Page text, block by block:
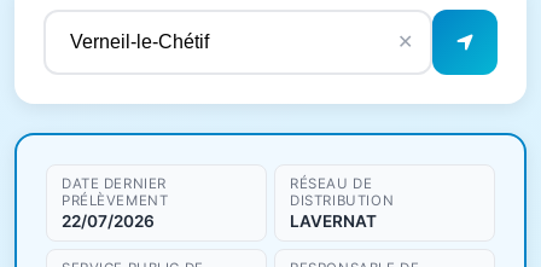
✕
Résultats de qualité de l'eau
DATE DERNIER
PRÉLÈVEMENT
22/07/2026
RÉSEAU DE
DISTRIBUTION
LAVERNAT